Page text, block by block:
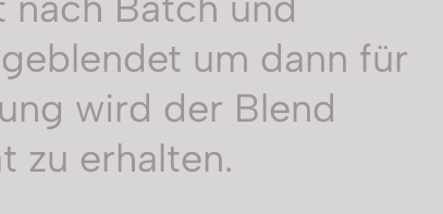
um dann für
wird der Blend
zu erhalten.